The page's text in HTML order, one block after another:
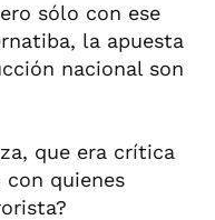
sólo con ese
la apuesta
nacional son
que era crítica
con quienes